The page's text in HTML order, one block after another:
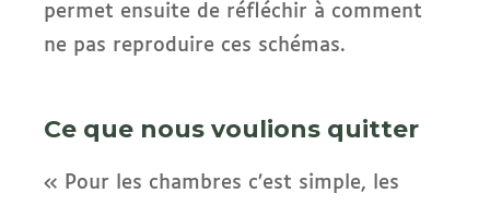
permet ensuite de réfléchir à comment
ne pas reproduire ces schémas.
Ce que nous voulions quitter
« Pour les chambres c’est simple, les